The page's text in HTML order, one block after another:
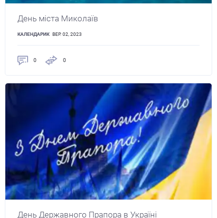
День міста Миколаїв
КАЛЕНДАРИК ВЕР. 02, 2023
0 0
День Державного Прапора в Україні